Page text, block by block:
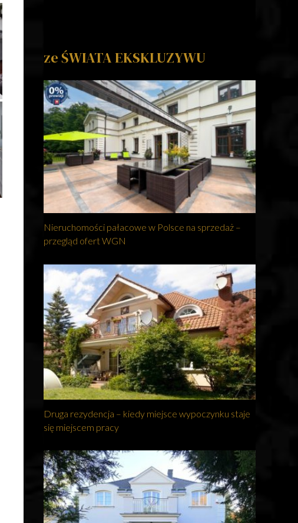
ze ŚWIATA EKSKLUZYWU
Nieruchomości pałacowe w Polsce na sprzedaż –
przegląd ofert WGN
Druga rezydencja – kiedy miejsce wypoczynku staje
się miejscem pracy